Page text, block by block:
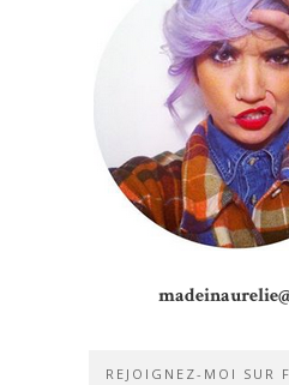
REJOIGNEZ-MOI SUR